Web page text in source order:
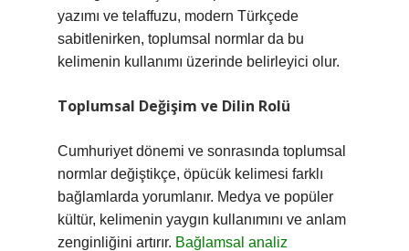
yazımı ve telaffuzu, modern Türkçede
sabitlenirken, toplumsal normlar da bu
kelimenin kullanımı üzerinde belirleyici olur.
Toplumsal Değişim ve Dilin Rolü
Cumhuriyet dönemi ve sonrasında toplumsal
normlar değiştikçe, öpücük kelimesi farklı
bağlamlarda yorumlanır. Medya ve popüler
kültür, kelimenin yaygın kullanımını ve anlam
zenginliğini artırır. Bağlamsal analiz